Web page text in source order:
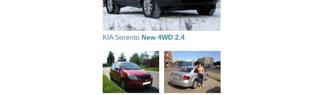
KIA Sorento New 4WD 2.4